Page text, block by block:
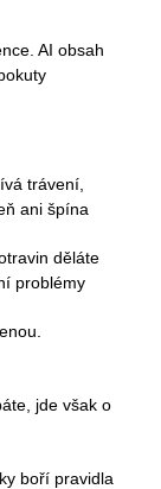
AI obsah
trávení,
ani špína
děláte
problémy
jde však o
boří pravidla